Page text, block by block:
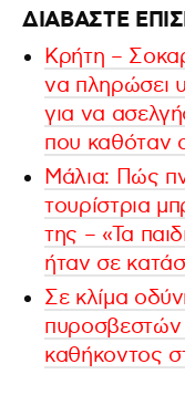
ΔΙΑΒΑΣΤΕ
Κρήτη –
να πληρώσει
για να
που καθόταν
Μάλια: Πώς
τουρίστρια
της – «Τα
ήταν σε
Σε κλίμα
καθήκοντος